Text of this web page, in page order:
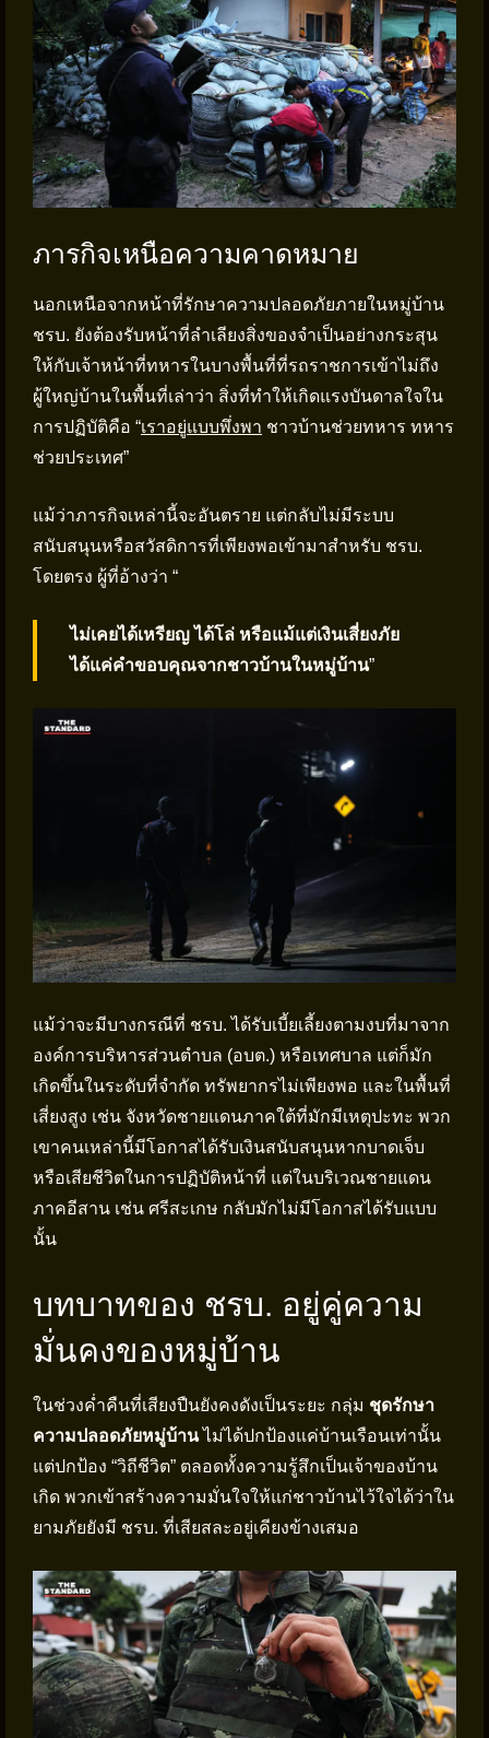
ภารกิจเหนือความคาดหมาย
นอกเหนือจากหน้าที่รักษาความปลอดภัยภายในหมู่บ้าน
ชรบ. ยังต้องรับหน้าที่ลำเลียงสิ่งของจำเป็นอย่างกระสุน
ให้กับเจ้าหน้าที่ทหารในบางพื้นที่ที่รถราชการเข้าไม่ถึง
ผู้ใหญ่บ้านในพื้นที่เล่าว่า สิ่งที่ทำให้เกิดแรงบันดาลใจใน
การปฏิบัติคือ “เราอยู่แบบพึ่งพา ชาวบ้านช่วยทหาร ทหาร
ช่วยประเทศ”
แม้ว่าภารกิจเหล่านี้จะอันตราย แต่กลับไม่มีระบบ
สนับสนุนหรือสวัสดิการที่เพียงพอเข้ามาสำหรับ ชรบ.
โดยตรง ผู้ที่อ้างว่า “
ไม่เคยได้เหรียญ ได้โล่ หรือแม้แต่เงินเสี่ยงภัย
ได้แค่คำขอบคุณจากชาวบ้านในหมู่บ้าน”
แม้ว่าจะมีบางกรณีที่ ชรบ. ได้รับเบี้ยเลี้ยงตามงบที่มาจาก
องค์การบริหารส่วนตำบล (อบต.) หรือเทศบาล แต่ก็มัก
เกิดขึ้นในระดับที่จำกัด ทรัพยากรไม่เพียงพอ และในพื้นที่
เสี่ยงสูง เช่น จังหวัดชายแดนภาคใต้ที่มักมีเหตุปะทะ พวก
เขาคนเหล่านี้มีโอกาสได้รับเงินสนับสนุนหากบาดเจ็บ
หรือเสียชีวิตในการปฏิบัติหน้าที่ แต่ในบริเวณชายแดน
ภาคอีสาน เช่น ศรีสะเกษ กลับมักไม่มีโอกาสได้รับแบบ
นั้น
บทบาทของ ชรบ. อยู่คู่ความ
มั่นคงของหมู่บ้าน
ในช่วงค่ำคืนที่เสียงปืนยังคงดังเป็นระยะ กลุ่ม ชุดรักษา
ความปลอดภัยหมู่บ้านไม่ได้ปกป้องแค่บ้านเรือนเท่านั้น
แต่ปกป้อง “วิถีชีวิต” ตลอดทั้งความรู้สึกเป็นเจ้าของบ้าน
เกิด พวกเข้าสร้างความมั่นใจให้แก่ชาวบ้านไว้ใจได้ว่าใน
ยามภัยยังมี ชรบ. ที่เสียสละอยู่เคียงข้างเสมอ